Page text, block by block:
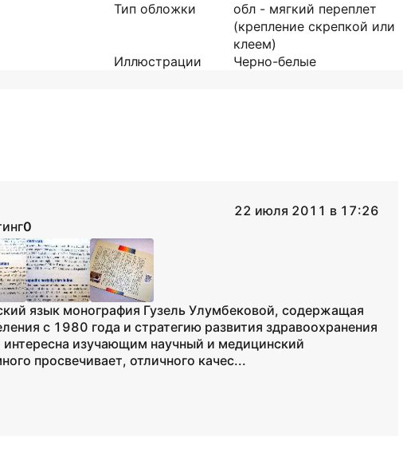
Тип обложки
обл - мягкий переплет
(крепление скрепкой или
клеем)
Иллюстрации
Черно-белые
22 июля 2011 в 17:26
0
язык монография Гузель Улумбековой, содержащая
с 1980 года и стратегию развития здравоохранения
изучающим научный и медицинский
просвечивает, отличного качес...